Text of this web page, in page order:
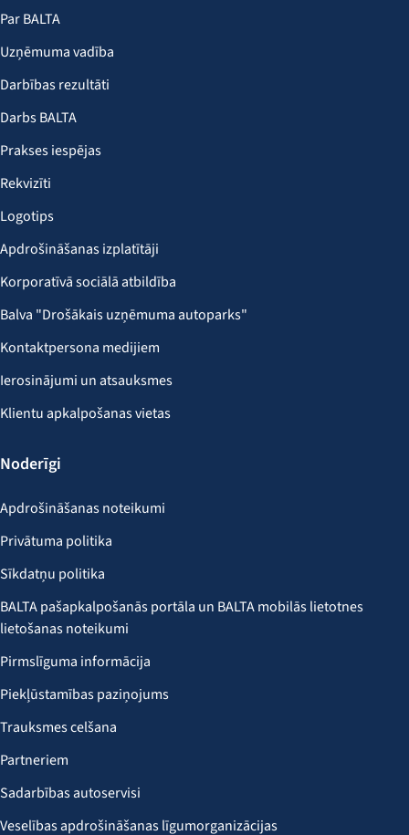
Par BALTA
Uzņēmuma vadība
Darbības rezultāti
Darbs BALTA
Prakses iespējas
Rekvizīti
Logotips
Apdrošināšanas izplatītāji
Korporatīvā sociālā atbildība
Balva "Drošākais uzņēmuma autoparks"
Kontaktpersona medijiem
Ierosinājumi un atsauksmes
Klientu apkalpošanas vietas
Noderīgi
Apdrošināšanas noteikumi
Privātuma politika
Sīkdatņu politika
BALTA pašapkalpošanās portāla un BALTA mobilās lietotnes
lietošanas noteikumi
Pirmslīguma informācija
Piekļūstamības paziņojums
Trauksmes celšana
Partneriem
Sadarbības autoservisi
Veselības apdrošināšanas līgumorganizācijas